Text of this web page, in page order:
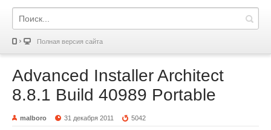
Полная версия сайта
Advanced Installer Architect
8.8.1 Build 40989 Portable
malboro 31 декабря 2011 5042